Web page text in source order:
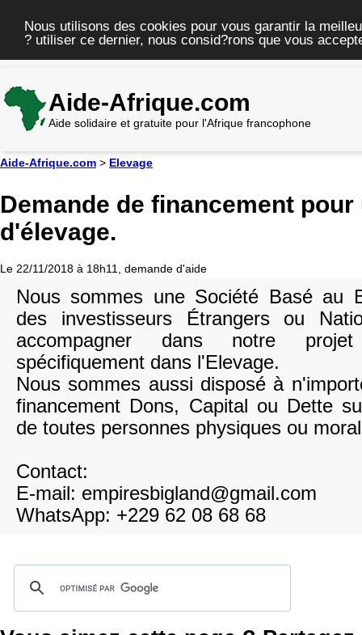
Nous utilisons des cookies pour vous garantir la
? utiliser ce dernier, nous consid?rons que vous
Aide-Afrique.com
Aide solidaire et gratuite pour l'Afrique francophone
Aide-Afrique.com > Elevage
Demande de financement
d'élevage.
Le 22/11/2018 à 18h11, demande d'aide
Nous sommes une Société Basé au
des investisseurs Étrangers ou
accompagner dans notre
spécifiquement dans l'Elevage.
Nous sommes aussi disposé à
financement Dons, Capital ou Dette
de toutes personnes physiques ou
Contact:
E-mail: empiresbigland@gmail.com
WhatsApp: +229 62 08 68 68